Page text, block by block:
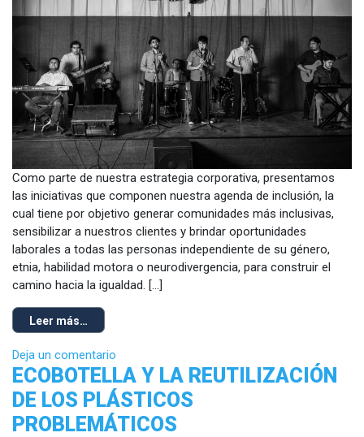
Como parte de nuestra estrategia corporativa, presentamos
las iniciativas que componen nuestra agenda de inclusión, la
cual tiene por objetivo generar comunidades más inclusivas,
sensibilizar a nuestros clientes y brindar oportunidades
laborales a todas las personas independiente de su género,
etnia, habilidad motora o neurodivergencia, para construir el
camino hacia la igualdad. […]
Leer más…
Deja un comentario
ECOBOTELLA Y LA REUTILIZACIÓN
DE LOS PLÁSTICOS
PROBLEMÁTICOS